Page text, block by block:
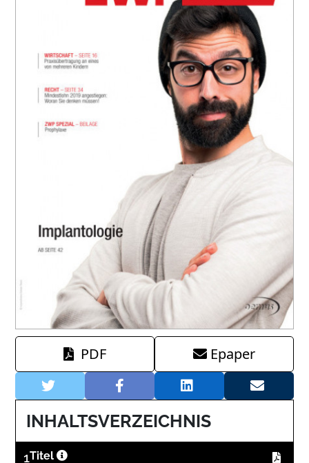
PDF Epaper
INHALTSVERZEICHNIS
1Titel